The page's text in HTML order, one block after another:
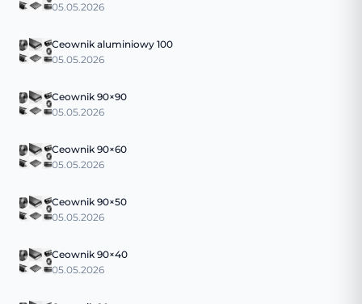
05.05.2026
Ceownik aluminiowy 100
05.05.2026
Ceownik 90×90
05.05.2026
Ceownik 90×60
05.05.2026
Ceownik 90×50
05.05.2026
Ceownik 90×40
05.05.2026